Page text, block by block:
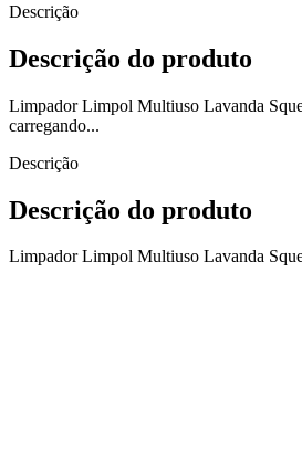
Descrição
Descrição do produto
Limpador Limpol Multiuso Lavanda
carregando...
Descrição
Descrição do produto
Limpador Limpol Multiuso Lavanda